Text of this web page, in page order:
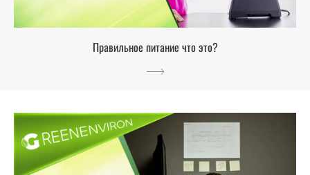
Правильное питание что это?